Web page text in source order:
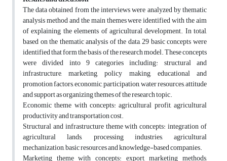
The data obtained from the interviews were analyzed by thematic
analysis method and the main themes were identified with the aim
of explaining the elements of agricultural development. In total,
based on the thematic analysis of the data, 29 basic concepts were
identified that form the basis of the research model. These concepts
were divided into 9 categories including: structural and
infrastructure, marketing, policy making, educational and
promotion factors, economic, participation, water resources, attitude
and support as organizing themes of the research topic.
Economic theme with concepts: agricultural profit, agricultural
productivity and transportation cost.
Structural and infrastructure theme with concepts: integration of
agricultural lands, processing industries, agricultural
mechanization, basic resources and knowledge-based companies.